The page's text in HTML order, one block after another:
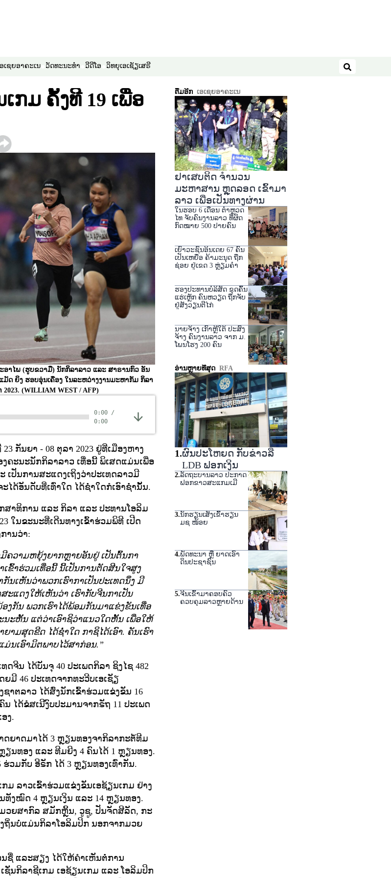
ເຊຍອາຄະເນ ວັດທະນະທຳ ວີດີໂອ ວິທຍຸເອເຊັຽເສຣີ
ຄົ້ນຫາ
ກມ ຄັ້ງທີ 19 ເພື່ອ
າໄພ (ຮູບຂວາມື) ນັກກິລາລາວ ແລະ ສາຣານກົວ ອັນ
ມັດ ຍິງ ຮອບອຸ່ນເຄື່ອງ ໃນລະຫວ່າງງານມະຫາກັມ ກິລາ
(WILLIAM WEST / AFP)
0:00 /
0:00
ກັນຍາ - 08 ຕຸລາ 2023 ຢູ່ທີ່ເມືອງຫາງ
ຄະນະນັກກິລາລາວ ເທື່ອນີ້ ພິເສດແມ່ນເພື່ອ
ປັນການສະແດງເຖິງວ່າປະເທດລາວມີ
ໄດ້ອັນດັບທີ່ເທົ່າໃດ ໄດ້ຊໍ່າໃດກໍເອົາຊໍ່ານັ້ນ.
າທິການ ແລະ ກິລາ ແລະ ປະທານໂອລິມ
ໃນຂະນະທີ່ເດີນທາງເຂົ້າຮ່ວມພິທີ ເປີດ
ານວ່າ:
ຄວາມຫຍຸ້ງຍາກຫຼາຍອັນຢູ່ ເປັນຕົ້ນກາ
ຂົ້າຮ່ວມເທື່ອນີ້ ນີ້ເປັນການຕັດສີນໃຈສູງ
ນເຫັນວ່າພວກເຮົາກາເປັນປະເທດນຶ່ງ ມີ
ະແດງໃຫ້ເຫັນວ່າ ເຮົາກັບຈີນກາເປັນ
ງກັນ ພວກເຮົາໄດ້ພ້ອມກັນມາແຂ່ງຂັນເທື່ອ
ະຫັ້ນ ແຕ່ວ່າເອົາຊິວ່າແນວໃດຫັ້ນ ເພື່ອໃຫ້
ມສຸດຂີດ ໄດ້ຊໍ່າໃດ ກາຊິໄດ້ເອົາ. ຄັນເຮົາ
ນເອົາມິຕພາບໄວ້ສາກ່ອນ.”
ດຈີນ ໄດ້ບັນຈຸ 40 ປະເພດກິລາ ຊິງໄຊ 482
ມີ 46 ປະເທດຈາກທະວີບເອເຊັຽ
າຕລາວ ໄດ້ສົ່ງນັກເຂົ້າຮ່ວມແຂ່ງຂັນ 16
ໄດ້ຂໍສເນີງົບປະມານຈາກຣັຖ 11 ປະເພດ
ງ.
ຍາດມາໄດ້ 3 ຫຼຽນທອງຈາກິລາກະຕໍ້ທີມ
ນທອງ ແລະ ທີມຍີງ 4 ຄົນໄດ້ 1 ຫຼຽນທອງ.
ວມກັບ ອີຣັກ ໄດ້ 3 ຫຼຽນທອງເທົ່າກັນ.
ມ ລາວເຂົ້າຮ່ວມແຂ່ງຂັນເອຊ້ຽນເກມ ຢ່າງ
ນທັງໝົດ 4 ຫຼຽນເງິນ ແລະ 14 ຫຼຽນທອງ.
ວຍສາກົລ ສມັກຫຼິ້ນ, ວູຊູ, ປັນຈັດສີລັດ, ກະ
ຖິ່ນບໍ່ແມ່ນກິລາໂອລິມປິກ ນອກຈາກມວຍ
ຊື່ ແລະສຽງ ໄດ້ໃຫ້ຄໍາເຫັນຕໍ່ການ
ນກິລາຊີເກມ ເອຊ້ຽນເກມ ແລະ ໂອລິມປິກ
ຕື່ມອີກ ເອເຊຍອາຄະເນ
ຢາເສບຕິດ ຈໍານວນ
ມະຫາສານ ຫຼຸດລອດ ເຂົ້າມາ
ລາວ ເພື່ອເປັນທາງຜ່ານ
ໃນຮອບ 6 ເດືອນ ຕໍາຫຼວດ
ໄທ ຈັບຄົນງານລາວ ທີ່ຜິດ
ກົດໝາຍ 500 ປາຍຄົນ
ເຍົາວະຊົນອິນເດຍ 67 ຄົນ
ເປັນເຫຍື່ອ ຄ້າມະນຸດ ຖືກ
ຊ່ອຍ ຢູ່ເຂດ 3 ຫຼ່ຽມຄໍາ
ຮອງປະທານບໍລິສັດ ຂຸດຄົ້ນ
ແຮ່ເຫຼັກ ຄົນຫວຽດ ຖືກຈັບ
ຢູ່ສັງວຽນຕີໄກ່
ນາຍຈ້າງ ເກົາຫຼີໃຕ້ ປະສົງ
ຈ້າງ ຄົນງານລາວ ຈາກ ມ.
ໂພນໂຮງ 200 ຄົນ
ອ່ານຫຼາຍທີ່ສຸດ RFA
1.ຜົນປະໂຫຍດ ກັບຂ່າວລື
LDB ຟອກເງິນ
2.ລັດຖະບານລາວ ປະກາດ
ຟອກຂາວສະແກມເມີ
3.ນັກຮຽນເສັງເຂົ້າຮຽນ
ມຊ ໜ້ອຍ
4.ພັດທະນາ ຫຼື ຍາດເອົາ
ດິນປະຊາຊົນ
5.ຈີນເຂົ້າມາຄອບຄົວ
ຄວບຄຸມລາວຫຼາຍດ້ານ